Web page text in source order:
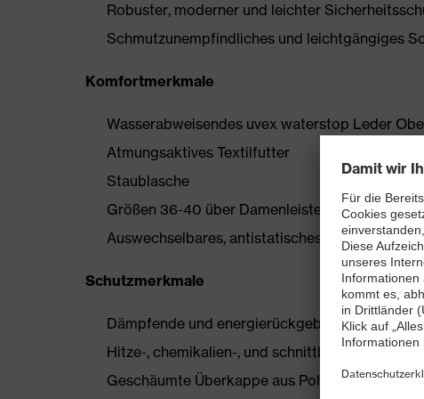
Robuster, moderner und leichter
Schmutzunempfindliches und leichtgängiges
Komfortmerkmale
Wasserabweisendes uvex waterstop Leder
Atmungsaktives Textilfutter
Staublasche
Größen 36-40 über Damenleisten hergestellt
Auswechselbares, antistatisches
Schutzmerkmale
Dämpfende und energierückgebende uvex i-
Hitze-, chemikalien-, und schnittbeständige
Geschäumte Überkappe aus Polyurethan